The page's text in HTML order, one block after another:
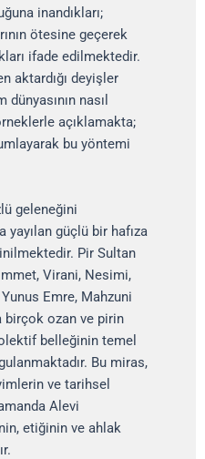
inandıkları;
ötesine geçerek
ifade edilmektedir.
aktardığı deyişler
nasıl
açıklamakta;
bu yöntemi
geleneğini
yayılan güçlü bir hafıza
Pir Sultan
Virani, Nesimi,
Emre, Mahzuni
birçok ozan ve pirin
belleğinin temel
Bu miras,
ve tarihsel
Alevi
etiğinin ve ahlak